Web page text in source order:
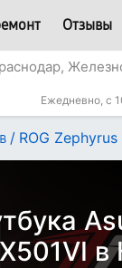
Отзывы
Ежедневно, с
/ ROG Zephyrus